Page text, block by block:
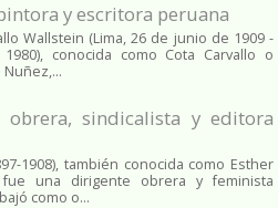
y escritora peruana
Wallstein (Lima, 26 de junio de 1909 -
conocida como Cota Carvallo o
Nuñez,...
obrera, sindicalista y editora
1908), también conocida como Esther
una dirigente obrera y feminista
como o...